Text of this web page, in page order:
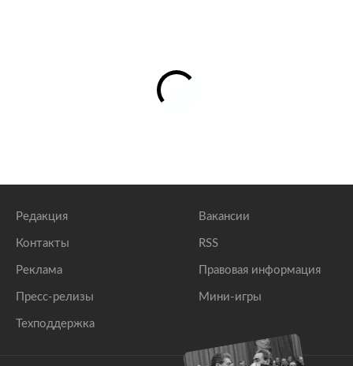
Редакция
Контакты
Реклама
Пресс-релизы
Техподдержка
Вакансии
RSS
Правовая информация
Мини-игры